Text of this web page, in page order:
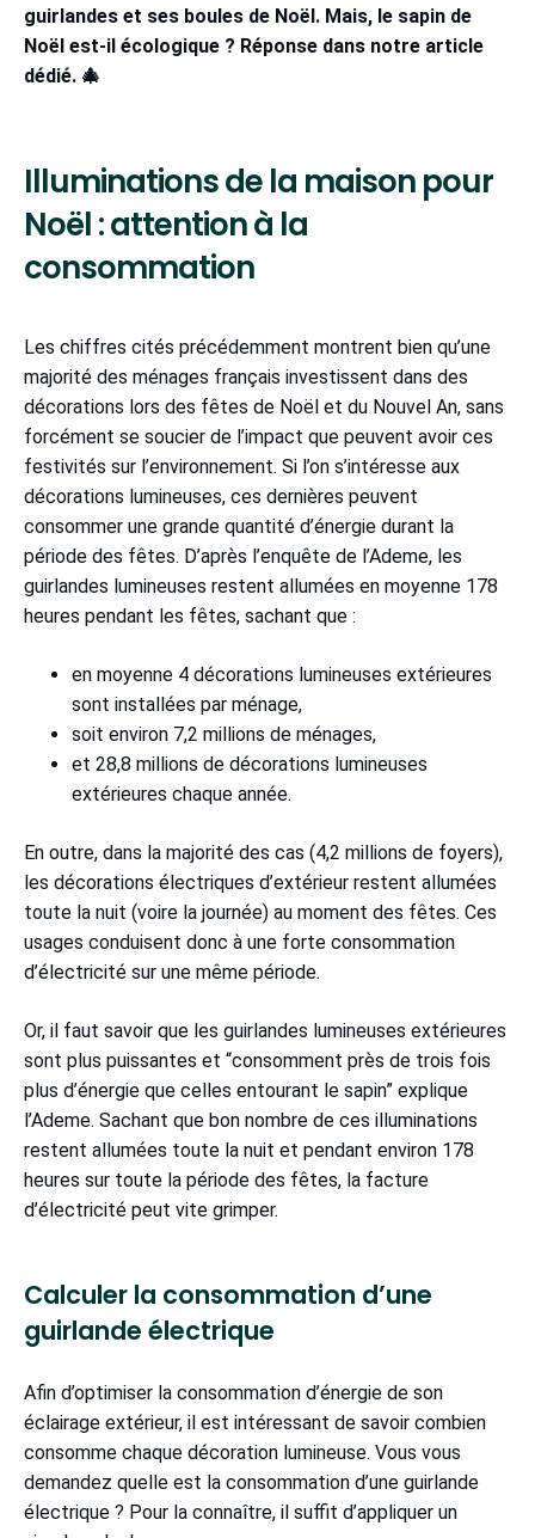
guirlandes et ses boules de Noël. Mais, le sapin de
Noël est-il écologique ? Réponse dans notre article
dédié. 🎄
Illuminations de la maison pour
Noël : attention à la
consommation
Les chiffres cités précédemment montrent bien qu’une
majorité des ménages français investissent dans des
décorations lors des fêtes de Noël et du Nouvel An, sans
forcément se soucier de l’impact que peuvent avoir ces
festivités sur l’environnement. Si l’on s’intéresse aux
décorations lumineuses, ces dernières peuvent
consommer une grande quantité d’énergie durant la
période des fêtes. D’après l’enquête de l’Ademe, les
guirlandes lumineuses restent allumées en moyenne 178
heures pendant les fêtes, sachant que :
en moyenne 4 décorations lumineuses extérieures
sont installées par ménage,
soit environ 7,2 millions de ménages,
et 28,8 millions de décorations lumineuses
extérieures chaque année.
En outre, dans la majorité des cas (4,2 millions de foyers),
les décorations électriques d’extérieur restent allumées
toute la nuit (voire la journée) au moment des fêtes. Ces
usages conduisent donc à une forte consommation
d’électricité sur une même période.
Or, il faut savoir que les guirlandes lumineuses extérieures
sont plus puissantes et “consomment près de trois fois
plus d’énergie que celles entourant le sapin” explique
l’Ademe. Sachant que bon nombre de ces illuminations
restent allumées toute la nuit et pendant environ 178
heures sur toute la période des fêtes, la facture
d’électricité peut vite grimper.
Calculer la consommation d’une
guirlande électrique
Afin d’optimiser la consommation d’énergie de son
éclairage extérieur, il est intéressant de savoir combien
consomme chaque décoration lumineuse. Vous vous
demandez quelle est la consommation d’une guirlande
électrique ? Pour la connaître, il suffit d’appliquer un